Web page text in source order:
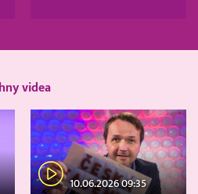
videa
10.06.2026 09:35